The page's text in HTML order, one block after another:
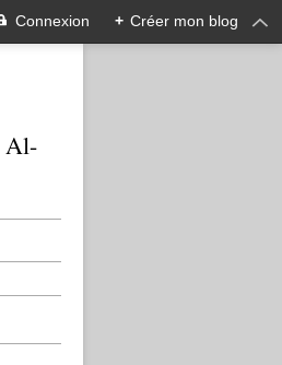
Connexion + Créer mon blog
Al-